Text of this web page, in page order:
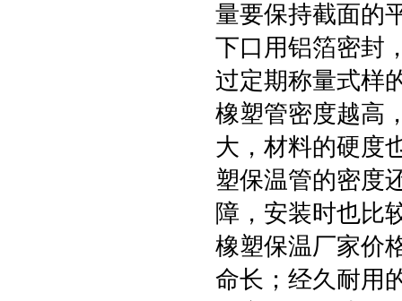
量要保持截面的
下口用铝箔密封
过定期称量式样
橡塑管密度越高
大，材料的硬度
塑保温管的密度
障，安装时也比
橡塑保温厂家价
命长；经久耐用